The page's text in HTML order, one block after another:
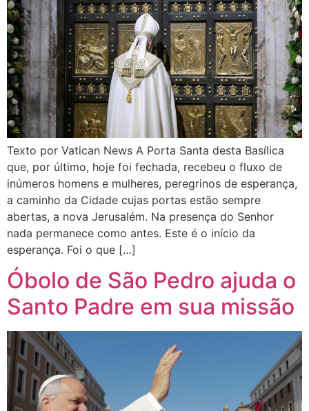
Texto por Vatican News A Porta Santa desta Basílica
que, por último, hoje foi fechada, recebeu o fluxo de
inúmeros homens e mulheres, peregrinos de esperança,
a caminho da Cidade cujas portas estão sempre
abertas, a nova Jerusalém. Na presença do Senhor
nada permanece como antes. Este é o início da
esperança. Foi o que […]
Óbolo de São Pedro ajuda o
Santo Padre em sua missão